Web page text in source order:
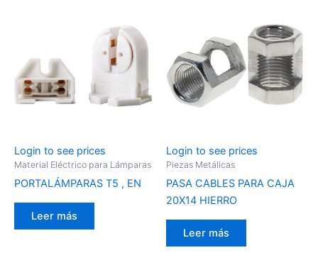
Login to see prices
Material Eléctrico para Lámparas
PORTALÁMPARAS T5 , EN
Leer más
Login to see prices
Piezas Metálicas
PASA CABLES PARA CAJA
20X14 HIERRO
Leer más